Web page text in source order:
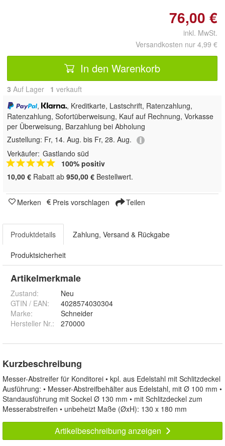
76,00 €
inkl. MwSt.
Versandkosten nur 4,99 €
In den Warenkorb
3 Auf Lager 1 verkauft
,
, Kreditkarte, Lastschrift, Ratenzahlung,
Ratenzahlung, Sofortüberweisung, Kauf auf Rechnung, Vorkasse
per Überweisung, Barzahlung bei Abholung
Zustellung: Fr, 14. Aug. bis Fr, 28. Aug.
Verkäufer: Gastlando süd
100% positiv
10,00 € Rabatt ab 950,00 € Bestellwert.
Merken Preis vorschlagen Teilen
Produktdetails Zahlung, Versand & Rückgabe
Produktsicherheit
Artikelmerkmale
Zustand:
Neu
GTIN / EAN:
4028574030304
Marke:
Schneider
Hersteller Nr.:
270000
Kurzbeschreibung
Messer-Abstreifer für Konditorei • kpl. aus Edelstahl mit Schlitzdeckel
Ausführung: • Messer-Abstreifbehälter aus Edelstahl, mit Ø 100 mm •
Standausführung mit Sockel Ø 130 mm • mit Schlitzdeckel zum
Messerabstreifen • unbeheizt Maße (ØxH): 130 x 180 mm
Artikelbeschreibung anzeigen